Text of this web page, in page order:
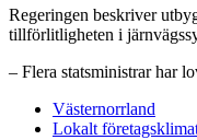
Regeringen beskriver
tillförlitligheten i
– Flera statsministrar har
Västernorrland
Lokalt